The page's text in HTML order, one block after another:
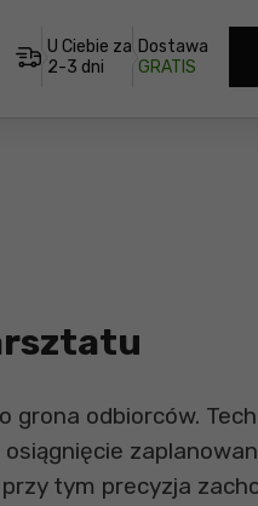
U Ciebie za
2-3 dni
Dostawa
GRATIS
grona odbiorców.
tym precyzja